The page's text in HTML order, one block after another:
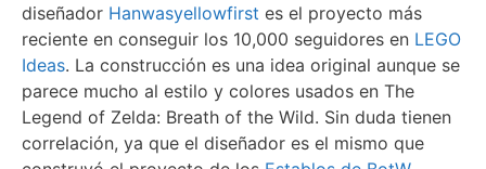
diseñador Hanwasyellowfirst es el proyecto más
reciente en conseguir los 10,000 seguidores en LEGO
Ideas. La construcción es una idea original aunque se
parece mucho al estilo y colores usados en The
Legend of Zelda: Breath of the Wild. Sin duda tienen
correlación, ya que el diseñador es el mismo que